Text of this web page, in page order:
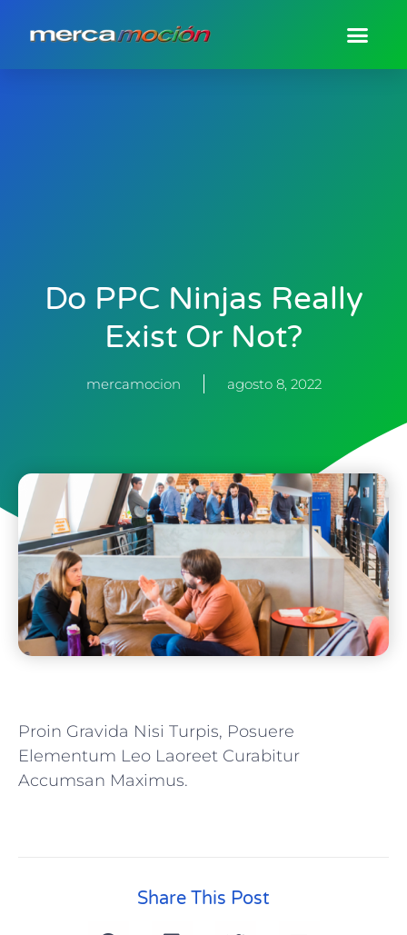
Do PPC Ninjas Really
Exist Or Not?
mercamocion agosto 8, 2022
Proin Gravida Nisi Turpis, Posuere
Elementum Leo Laoreet Curabitur
Accumsan Maximus.
Share This Post